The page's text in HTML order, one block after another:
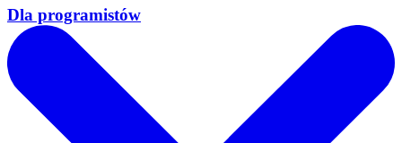
Dla programistów